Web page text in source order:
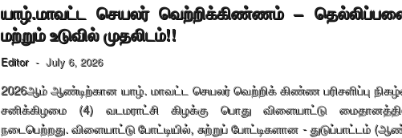
யாழ்.மாவட்ட செயலர் வெற்றிக்கிண்ணம் –
மற்றும் உடுவில் முதலிடம்!!
Editor - July 6, 2026
2026ஆம் ஆண்டிற்கான யாழ். மாவட்ட செயலர் வெற்றிக் கிண்ண பரிசளிப்பு
சனிக்கிழமை (4) வடமராட்சி கிழக்கு பொது விளையாட்டு
நடைபெற்றது. விளையாட்டு போட்டியில், சுற்றுப் போட்டிகளான - துடுப்பாட்டம்